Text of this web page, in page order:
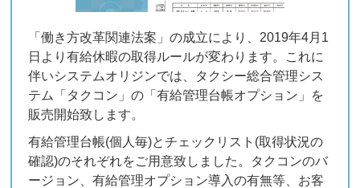
「働き方改革関連法案」の成立により、2019年4月1
日より有給休暇の取得ルールが変わります。これに
伴いシステムオリジンでは、タクシー総合管理シス
テム「タクコン」の「有給管理台帳オプション」を
販売開始致します。
有給管理台帳(個人毎)とチェックリスト(取得状況の
確認)のそれぞれをご用意致しました。タクコンのバ
ージョン、有給管理オプション導入の有無等、お客